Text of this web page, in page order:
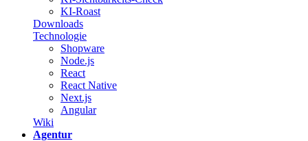
KI-Roast
Downloads
Technologie
Shopware
Node.js
React
React Native
Next.js
Angular
Wiki
Agentur